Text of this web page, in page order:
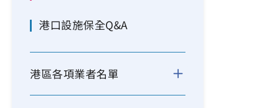
港口設施保全Q&A
港區各項業者名單